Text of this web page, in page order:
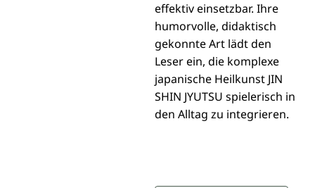
effektiv einsetzbar. Ihre
humorvolle, didaktisch
gekonnte Art lädt den
Leser ein, die komplexe
japanische Heilkunst JIN
SHIN JYUTSU spielerisch in
den Alltag zu integrieren.